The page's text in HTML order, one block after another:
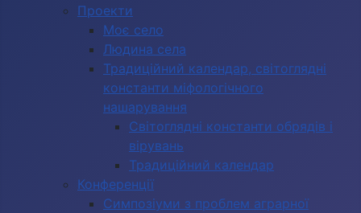
Проекти
Моє село
Людина села
Традиційний календар, світоглядні
константи міфологічного
нашарування
Світоглядні константи обрядів і
вірувань
Традиційний календар
Конференції
Симпозіуми з проблем аграрної